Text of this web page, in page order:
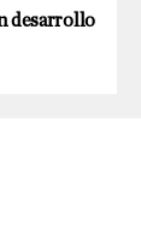
desarrollo